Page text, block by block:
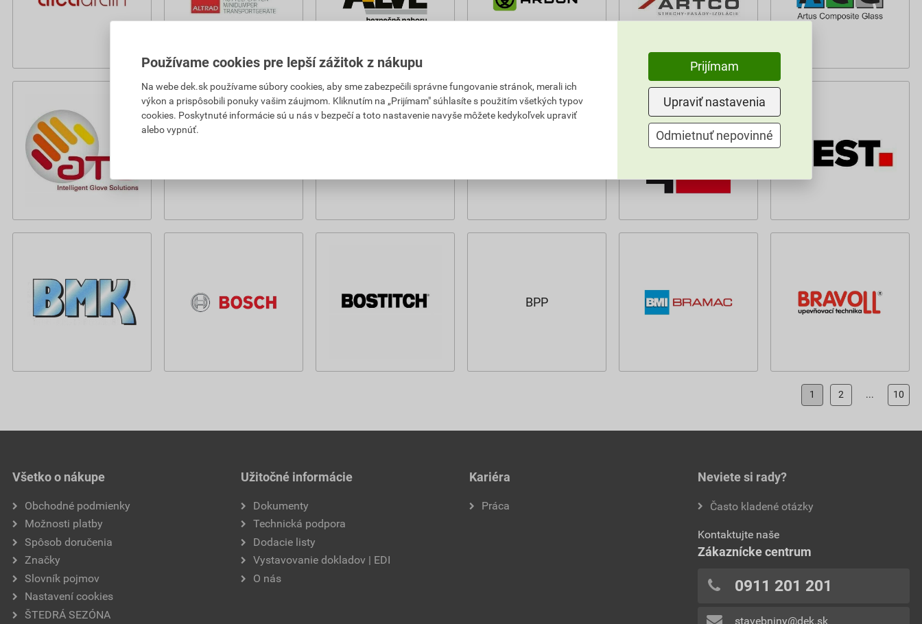
BPP
1 2 ... 10
Všetko o nákupe
Obchodné podmienky
Možnosti platby
Spôsob doručenia
Značky
Slovník pojmov
Nastavení cookies
ŠTEDRÁ SEZÓNA
Užitočné informácie
Dokumenty
Technická podpora
Dodacie listy
Vystavovanie dokladov | EDI
O nás
Kariéra
Práca
Neviete si rady?
Často kladené otázky
Kontaktujte naše
Zákaznícke centrum
0911 201 201
stavebniny@dek.sk
Používame cookies pre lepší zážitok z nákupu
Na webe dek.sk používame súbory cookies, aby sme zabezpečili správne fungovanie stránok, merali ich
výkon a prispôsobili ponuky vašim záujmom. Kliknutím na „Prijímam" súhlasíte s použitím všetkých typov
cookies. Poskytnuté informácie sú u nás v bezpečí a toto nastavenie navyše môžete kedykoľvek upraviť
alebo vypnúť.
Prijímam
Upraviť nastavenia
Odmietnuť nepovinné